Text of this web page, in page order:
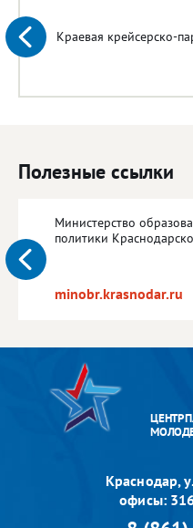
Краевая крейсерско-
Полезные ссылки
Министерство
политики
minobr.krasnodar.ru
ЦЕНТР
Краснодар,
офисы: